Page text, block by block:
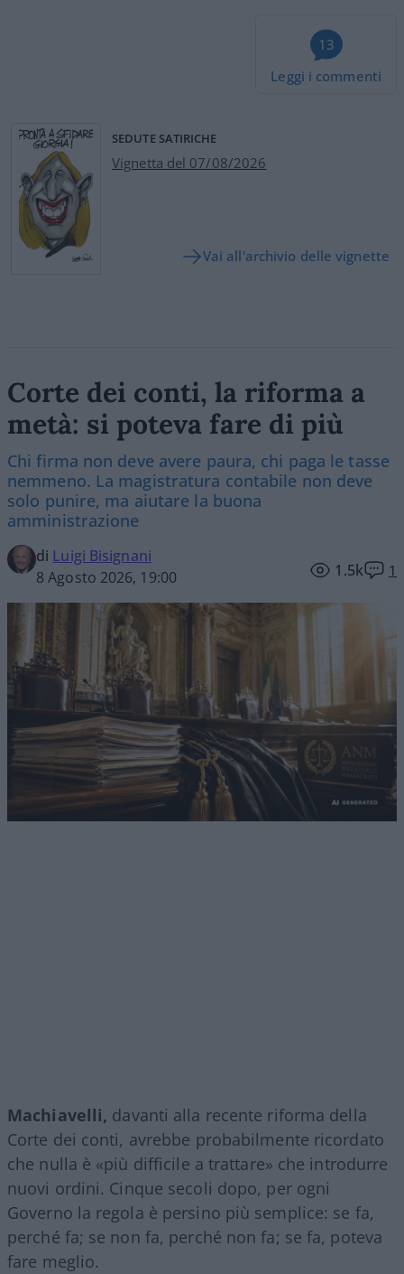
13
Leggi i commenti
SEDUTE SATIRICHE
Vignetta del 07/08/2026
Vai all'archivio delle vignette
Corte dei conti, la riforma a
metà: si poteva fare di più
Chi firma non deve avere paura, chi paga le tasse
nemmeno. La magistratura contabile non deve
solo punire, ma aiutare la buona
amministrazione
di Luigi Bisignani
8 Agosto 2026, 19:00
1.5k 1
Machiavelli, davanti alla recente riforma della
Corte dei conti, avrebbe probabilmente ricordato
che nulla è «più difficile a trattare» che introdurre
nuovi ordini. Cinque secoli dopo, per ogni
Governo la regola è persino più semplice: se fa,
perché fa; se non fa, perché non fa; se fa, poteva
fare meglio.